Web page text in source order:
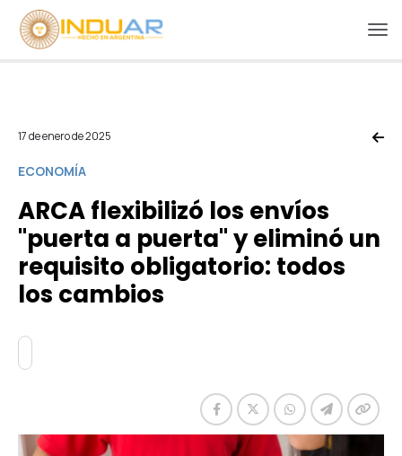
17 de enero de 2025
ECONOMÍA
ARCA flexibilizó los envíos
"puerta a puerta" y eliminó un
requisito obligatorio: todos
los cambios